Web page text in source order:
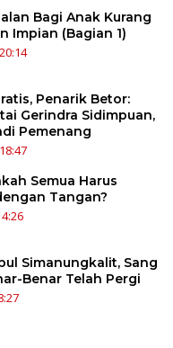
Bagi Anak Kurang
Impian (Bagian 1)
Penarik Betor:
Gerindra Sidimpuan,
Pemenang
Semua Harus
Tangan?
Simanungkalit, Sang
Benar Telah Pergi